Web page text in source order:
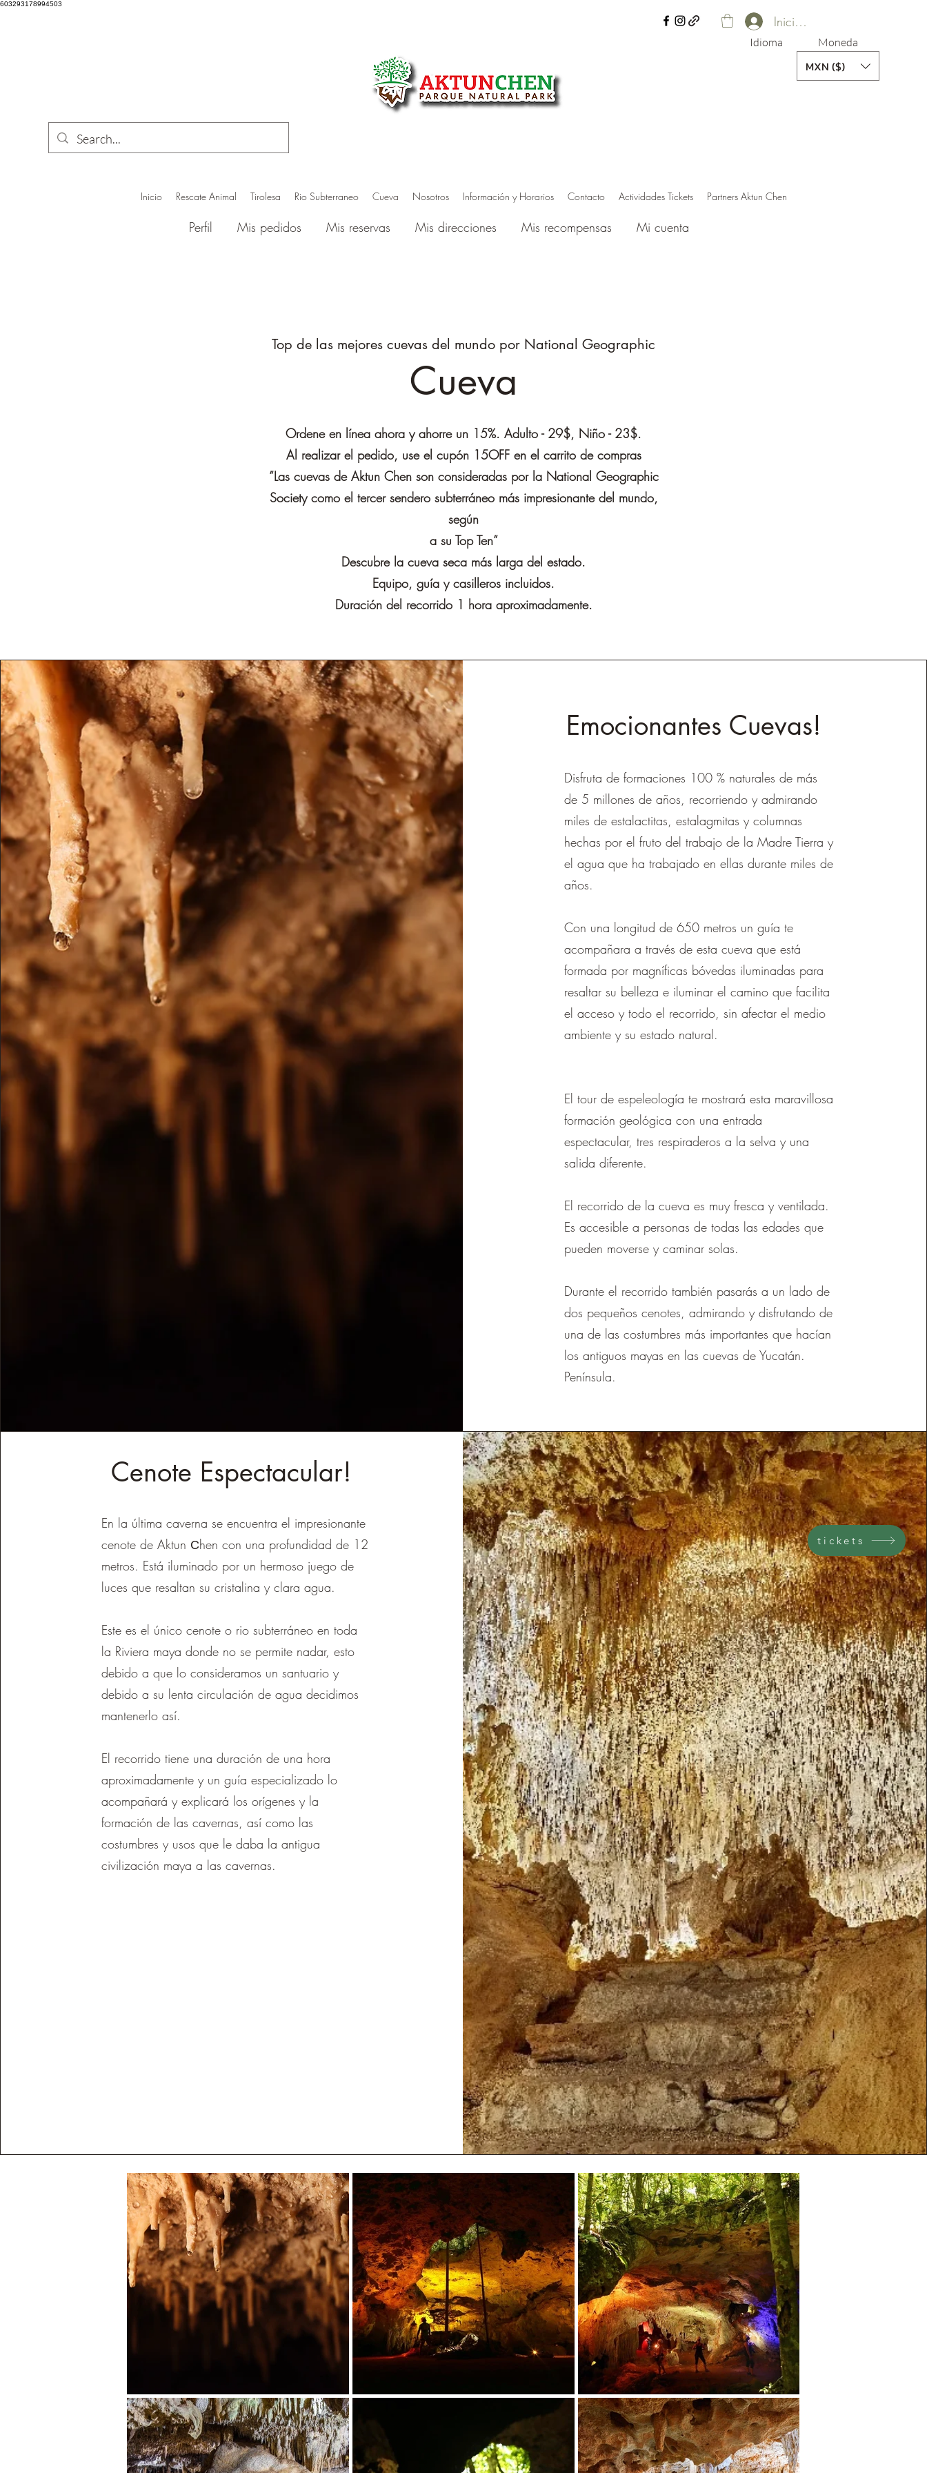
603293178994503
Idioma Moneda
MXN ($)
Iniciar sesión
Inicio Rescate Animal Tirolesa Rio Subterraneo Cueva Nosotros Información y Horarios Contacto Actividades Tickets Partners Aktun Chen
Perfil Mis pedidos Mis reservas Mis direcciones Mis recompensas Mi cuenta
tickets
Top de las mejores cuevas del mundo por National Geographic
Cueva
Ordene en línea ahora y ahorre un 15%. Adulto - 29$, Niño - 23$.
Al realizar el pedido, use el cupón 15OFF en el carrito de compras
”Las cuevas de Aktun Chen son consideradas por la National Geographic
Society como el tercer sendero subterráneo más impresionante del mundo,
según
a su Top Ten”
Descubre la cueva seca más larga del estado.
Equipo, guía y casilleros incluidos.
Duración del recorrido 1 hora aproximadamente.
Emocionantes Cuevas!
Disfruta de formaciones 100 % naturales de más
de 5 millones de años, recorriendo y admirando
miles de estalactitas, estalagmitas y columnas
hechas por el fruto del trabajo de la Madre Tierra y
el agua que ha trabajado en ellas durante miles de
años.
Con una longitud de 650 metros un guía te
acompañara a través de esta cueva que está
formada por magníficas bóvedas iluminadas para
resaltar su belleza e iluminar el camino que facilita
el acceso y todo el recorrido, sin afectar el medio
ambiente y su estado natural.
El tour de espeleología te mostrará esta maravillosa
formación geológica con una entrada
espectacular, tres respiraderos a la selva y una
salida diferente.
El recorrido de la cueva es muy fresca y ventilada.
Es accesible a personas de todas las edades que
pueden moverse y caminar solas.
Durante el recorrido también pasarás a un lado de
dos pequeños cenotes, admirando y disfrutando de
una de las costumbres más importantes que hacían
los antiguos mayas en las cuevas de Yucatán.
Península.
Cenote Espectacular!
En la última caverna se encuentra el impresionante
cenote de Aktun Сhen con una profundidad de 12
metros. Está iluminado por un hermoso juego de
luces que resaltan su cristalina y clara agua.
Este es el único cenote o rio subterráneo en toda
la Riviera maya donde no se permite nadar, esto
debido a que lo consideramos un santuario y
debido a su lenta circulación de agua decidimos
mantenerlo así.
El recorrido tiene una duración de una hora
aproximadamente y un guía especializado lo
acompañará y explicará los orígenes y la
formación de las cavernas, así como las
costumbres y usos que le daba la antigua
civilización maya a las cavernas.